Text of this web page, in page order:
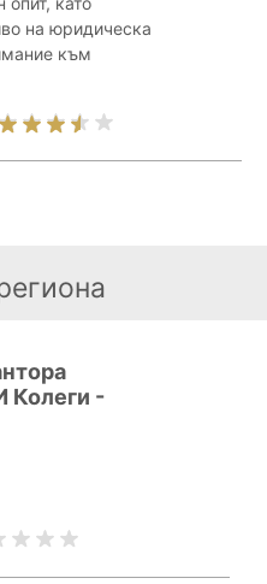
на юридическа
към
Колеги -